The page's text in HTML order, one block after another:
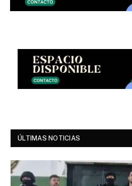
ÚLTIMAS NOTICIAS